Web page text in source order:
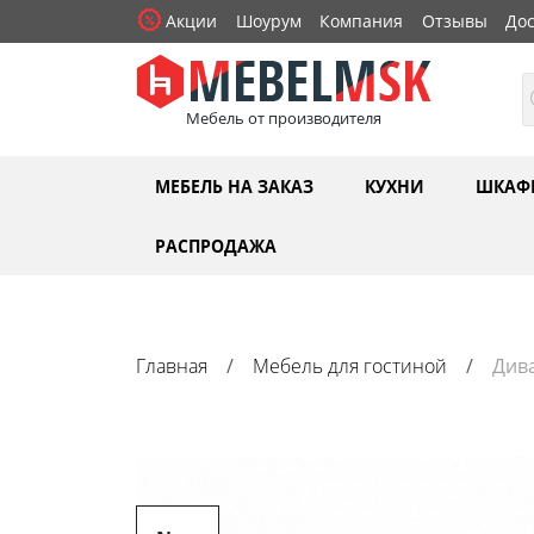
Акции Шоурум Компания Отзывы
Мебель от производителя
МЕБЕЛЬ НА ЗАКАЗ КУХНИ
РАСПРОДАЖА
Главная Мебель для гостиной